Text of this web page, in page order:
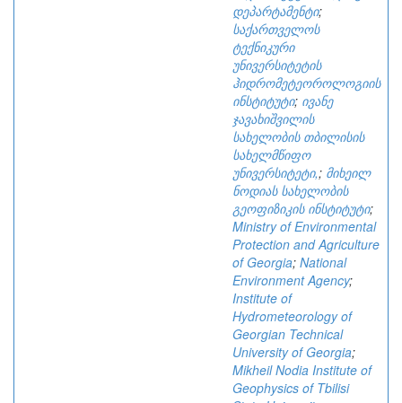
დეპარტამენტი;
საქართველოს
ტექნიკური
უნივერსიტეტის
ჰიდრომეტეოროლოგიის
ინსტიტუტი; ივანე
ჯავახიშვილის
სახელობის თბილისის
სახელმწიფო
უნივერსიტეტი,; მიხეილ
ნოდიას სახელობის
გეოფიზიკის ინსტიტუტი;
Ministry of Environmental
Protection and Agriculture
of Georgia; National
Environment Agency;
Institute of
Hydrometeorology of
Georgian Technical
University of Georgia;
Mikheil Nodia Institute of
Geophysics of Tbilisi